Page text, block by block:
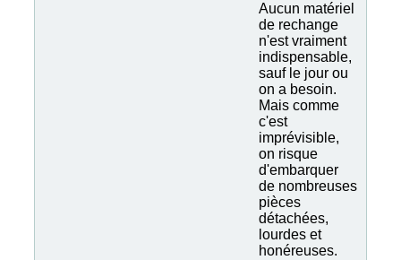
Aucun matériel
de rechange
n'est vraiment
indispensable,
sauf le jour ou
on a besoin.
Mais comme
c'est
imprévisible,
on risque
d'embarquer
de nombreuses
pièces
détachées,
lourdes et
honéreuses.